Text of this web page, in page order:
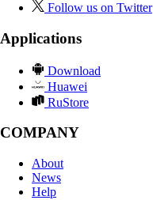
Follow us on Twitter
Applications
Download
Huawei
RuStore
COMPANY
About
News
Help